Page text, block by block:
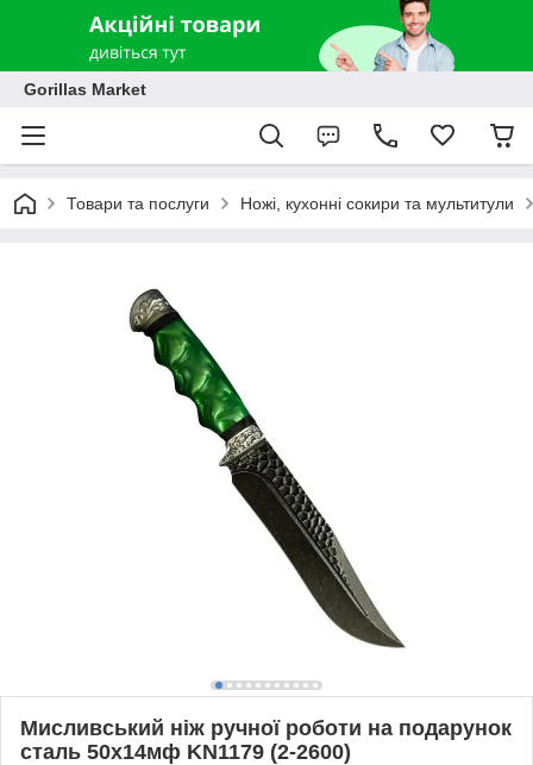
Gorillas Market
Товари та послуги Ножі, кухонні сокири та мультитули
Мисливський ніж ручної роботи на подарунок
сталь 50х14мф KN1179 (2-2600)